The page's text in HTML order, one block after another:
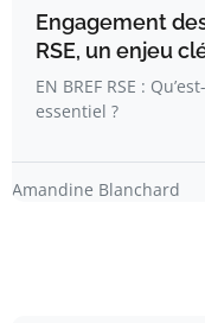
Engagement
RSE, un enjeu
EN BREF RSE :
essentiel ?
Amandine Blanchard